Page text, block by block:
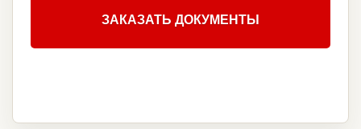
ЗАКАЗАТЬ ДОКУМЕНТЫ